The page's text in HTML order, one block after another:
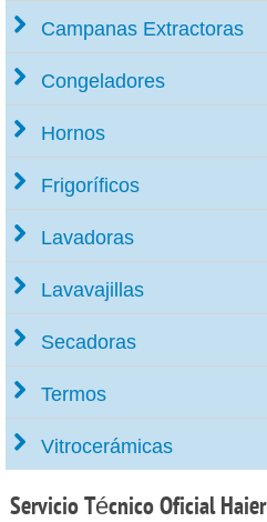
Campanas Extractoras
Congeladores
Hornos
Frigoríficos
Lavadoras
Lavavajillas
Secadoras
Termos
Vitrocerámicas
ServicioTécnico Oficial Haier